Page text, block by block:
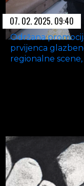
07. 02. 2025. 09:40
Održana
prvijenca
regionalne